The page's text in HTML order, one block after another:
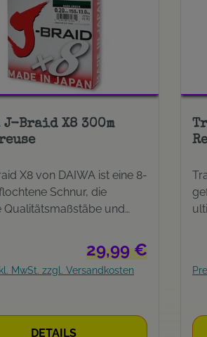
J-Braid X8 300m
X8 von DAIWA ist eine 8-
Schnur, die
Qualitätsmaßstäbe und
Meeresräuber wie
Dorsch und Köhler
oder beim leichten
immer den direkten
Regulärer Preis:
29,99 €
MwSt. zzgl. Versandkosten
DETAILS